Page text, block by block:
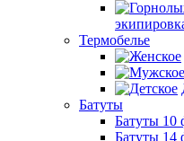
Термобелье
Батуты
Батуты 10
Батуты 14